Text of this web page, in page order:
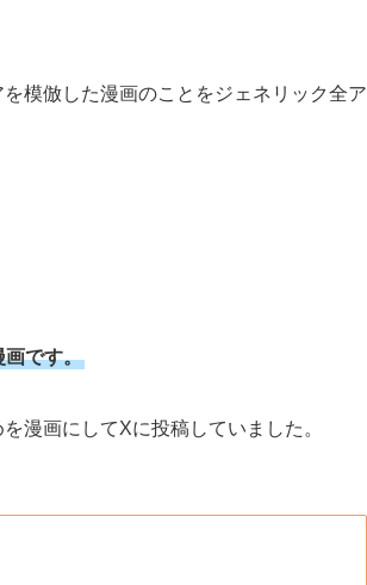
模倣した漫画のことをジェネリック全ア
画です。
漫画にしてXに投稿していました。